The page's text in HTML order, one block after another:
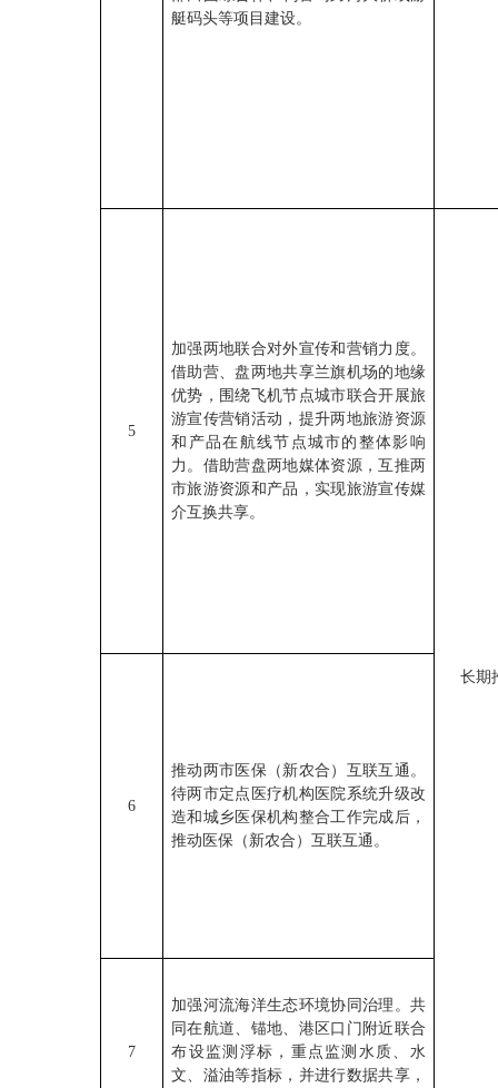
艇码头等项目建设。
5
加强两地联合对外宣传和营销力度。
借助营、盘两地共享兰旗机场的地缘
优势，围绕飞机节点城市联合开展旅
游宣传营销活动，提升两地旅游资源
和产品在航线节点城市的整体影响
力。借助营盘两地媒体资源，互推两
市旅游资源和产品，实现旅游宣传媒
介互换共享。
长期
6
推动两市医保（新农合）互联互通。
待两市定点医疗机构医院系统升级改
造和城乡医保机构整合工作完成后，
推动医保（新农合）互联互通。
7
加强河流海洋生态环境协同治理。共
同在航道、锚地、港区口门附近联合
布设监测浮标，重点监测水质、水
文、溢油等指标，并进行数据共享，